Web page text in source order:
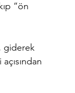
“ön
giderek